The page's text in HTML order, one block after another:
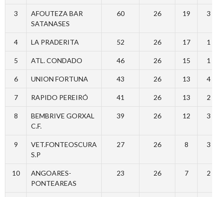
3
AFOUTEZA BAR
SATANASES
60 26 19 3
4 LA PRADERITA 52 26 17 1
5 ATL. CONDADO 46 26 15 1
6 UNION FORTUNA 43 26 13 4
7 RAPIDO PEREIRÓ 41 26 13 2
8
BEMBRIVE GORXAL
C.F.
39 26 12 3
9
VET.FONTEOSCURA
S.P
27 26 8 3
10
ANGOARES-
PONTEAREAS
23 26 7 2